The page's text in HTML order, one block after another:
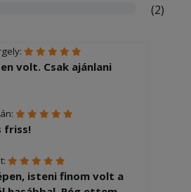
(2)
volt. Csak ajánlani
friss!
isteni finom volt a